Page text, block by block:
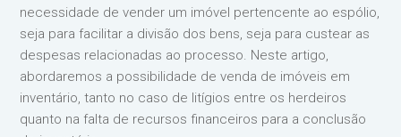
necessidade de vender um imóvel pertencente ao espólio,
seja para facilitar a divisão dos bens, seja para custear as
despesas relacionadas ao processo. Neste artigo,
abordaremos a possibilidade de venda de imóveis em
inventário, tanto no caso de litígios entre os herdeiros
quanto na falta de recursos financeiros para a conclusão